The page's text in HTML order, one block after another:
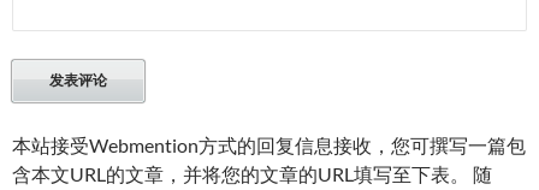
本站接受Webmention方式的回复信息接收，您可撰写一篇包
含本文URL的文章，并将您的文章的URL填写至下表。 随